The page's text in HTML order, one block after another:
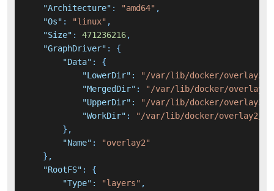
"Architecture" : "amd64" ,
"Os" : "linux" ,
"Size" : 471236216,
"GraphDriver" :
{
"Data" :
{
"LowerDir" :
"/var/lib/docker/overlay2/
"MergedDir" :
"/var/lib/docker/overlay2/
"UpperDir" :
"/var/lib/docker/overlay2/
"WorkDir" :
"/var/lib/docker/overlay2/
} ,
"Name" :
"overlay2"
} ,
"RootFS" :
{
"Type" : "layers" ,